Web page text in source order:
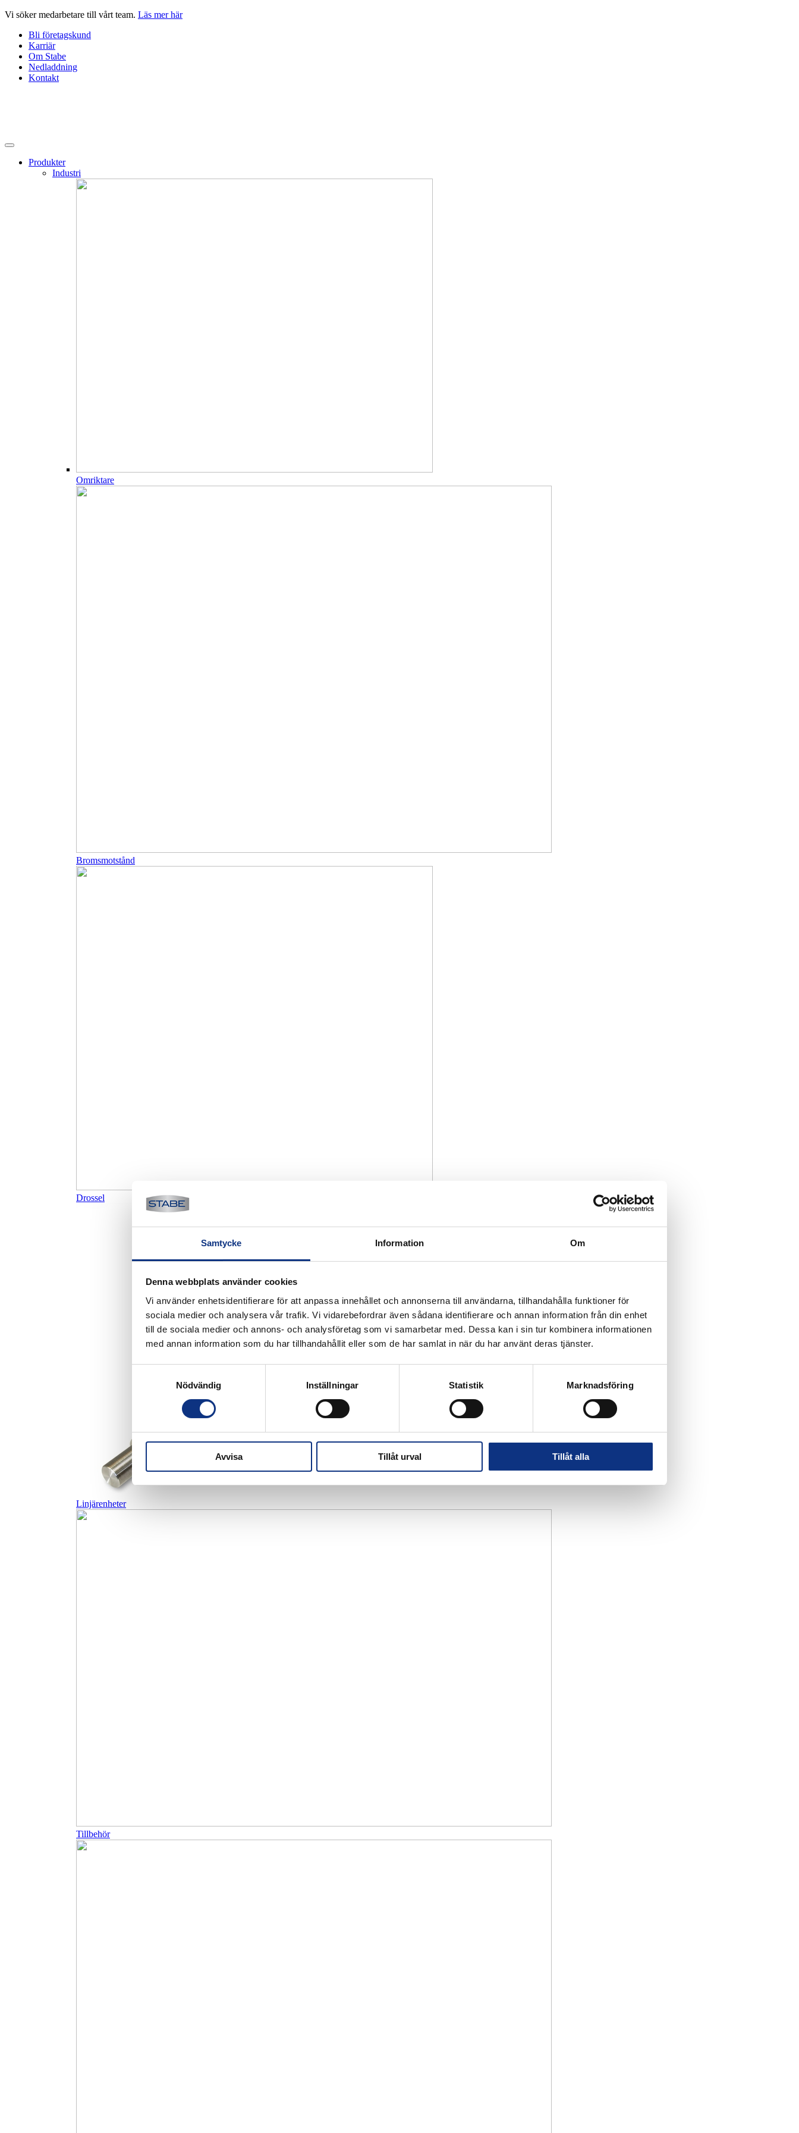
Samtycke Information Om
Denna webbplats använder cookies
Vi använder enhetsidentifierare för att anpassa innehållet och annonserna till användarna, tillhandahålla funktioner för
sociala medier och analysera vår trafik. Vi vidarebefordrar även sådana identifierare och annan information från din enhet
till de sociala medier och annons- och analysföretag som vi samarbetar med. Dessa kan i sin tur kombinera informationen
med annan information som du har tillhandahållit eller som de har samlat in när du har använt deras tjänster.
Nödvändig
Inställningar Statistik Marknadsföring
Avvisa Tillåt urval Tillåt alla
Hoppa
innehåll
Vi söker medarbetare till vårt team. Läs mer här
Bli företagskund
Karriär
Om Stabe
Nedladdning
Kontakt
Produkter
Industri
Omriktare
Bromsmotstånd
Drossel
Linjärenheter
Tillbehör